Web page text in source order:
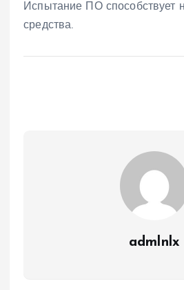
Испытание ПО способствует
средства.
admlnlx